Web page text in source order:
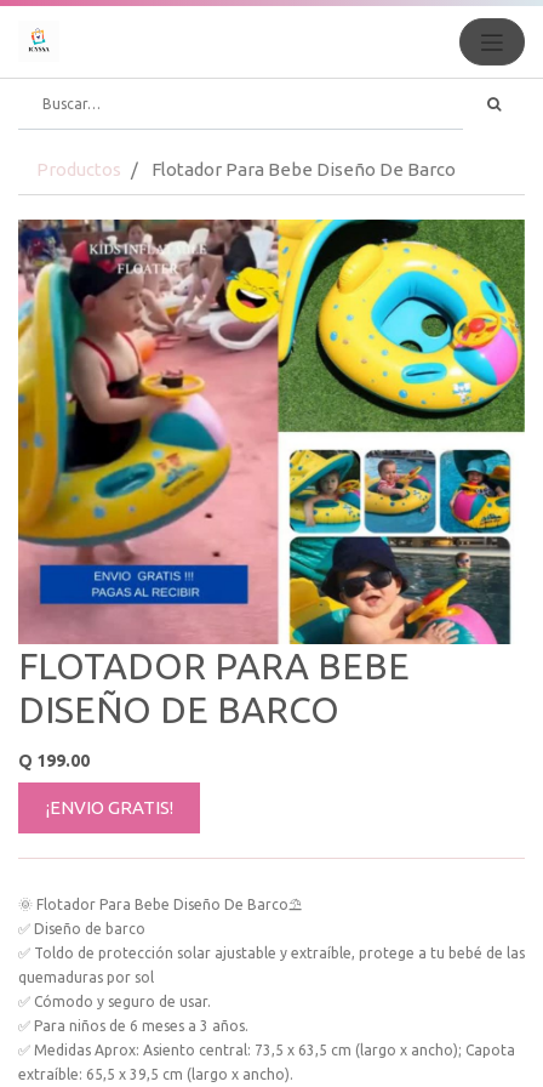
Productos Flotador Para Bebe Diseño De Barco
FLOTADOR PARA BEBE
DISEÑO DE BARCO
Q 199.00
¡ENVIO GRATIS!
🌞 Flotador Para Bebe Diseño De Barco⛱
✅ Diseño de barco
✅ Toldo de protección solar ajustable y extraíble, protege a tu bebé de las
quemaduras por sol
✅ Cómodo y seguro de usar.
✅ Para niños de 6 meses a 3 años.
✅ Medidas Aprox: Asiento central: 73,5 x 63,5 cm (largo x ancho); Capota
extraíble: 65,5 x 39,5 cm (largo x ancho).